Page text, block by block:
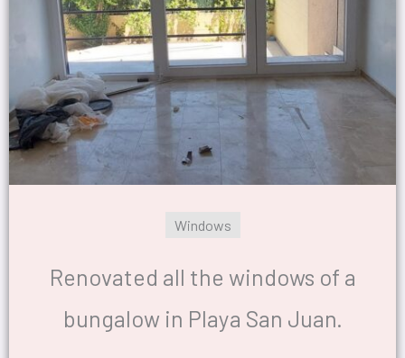
Windows
Renovated all the windows of a
bungalow in Playa San Juan.